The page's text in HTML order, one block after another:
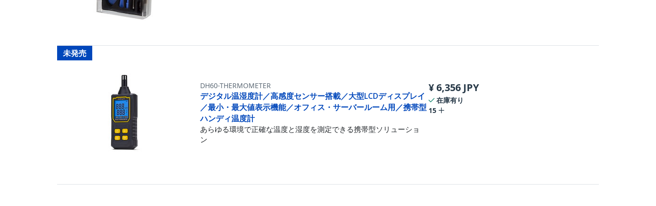
未発売
DH60-THERMOMETER
デジタル温湿度計／高感度センサー搭載／大型LCDディスプレイ
／最小・最大値表示機能／オフィス・サーバールーム用／携帯型
ハンディ温度計
あらゆる環境で正確な温度と湿度を測定できる携帯型ソリューショ
ン
¥6,356 JPY
在庫有り
15